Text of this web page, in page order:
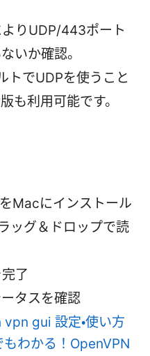
りUDP/443ポート
いか確認。
トでUDPを使うこと
も利用可能です。
Macにインストール
ッグ＆ドロップで読
了
タスを確認
vpn gui 設定・使い方
わかる！OpenVPN